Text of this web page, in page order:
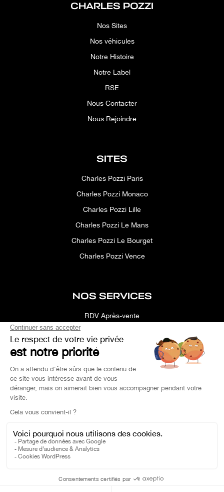
CHARLES POZZI
Nos Sites
Nos véhicules
Notre Histoire
Notre Label
RSE
Nous Contacter
Nous Rejoindre
SITES
Charles Pozzi Paris
Charles Pozzi Monaco
Charles Pozzi Lille
Charles Pozzi Le Mans
Charles Pozzi Le Bourget
Charles Pozzi Vence
NOS SERVICES
RDV Après-vente
Simulateur
Recherche Personnalisée
Au quotidien, prenez les transports en commun #SeDéplacerMoinsPolluer